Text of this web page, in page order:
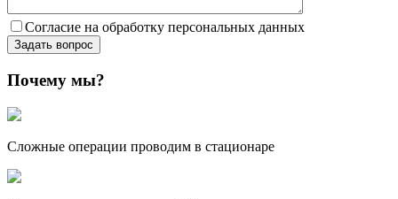
Согласие на обработку персональных данных
Почему мы?
Сложные операции проводим в стационаре